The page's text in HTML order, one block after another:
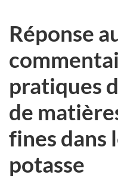
Réponse
pratiques
de
fines dans
potasse